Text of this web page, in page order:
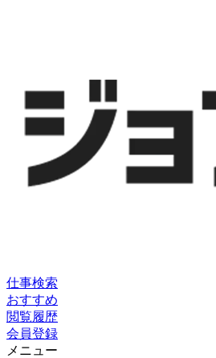
仕事検索
おすすめ
閲覧履歴
会員登録
メニュー